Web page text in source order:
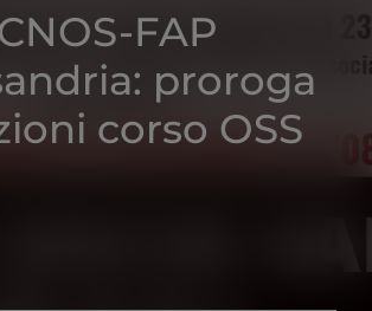
FAP
proroga
corso OSS